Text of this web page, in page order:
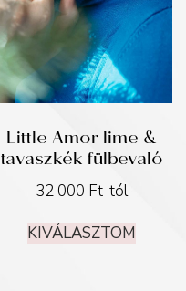
Little Amor lime &
tavaszkék fülbevaló
32 000 Ft-tól
KIVÁLASZTOM